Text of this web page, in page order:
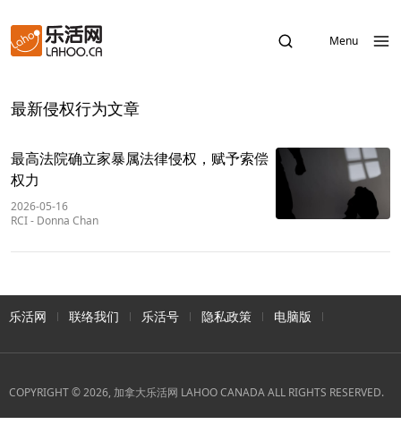
Menu
最新侵权行为文章
最高法院确立家暴属法律侵权，赋予索偿
权力
2026-05-16
RCI- Donna Chan
乐活网 联络我们 乐活号 隐私政策 电脑版
COPYRIGHT © 2026, 加拿大乐活网 LAHOO CANADA ALL RIGHTS RESERVED.